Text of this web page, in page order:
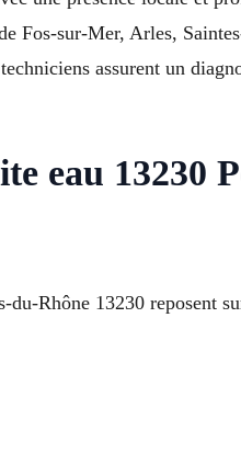
Fos-sur-Mer, Arles,
assurent un
eau 13230
Rhône 13230 reposent